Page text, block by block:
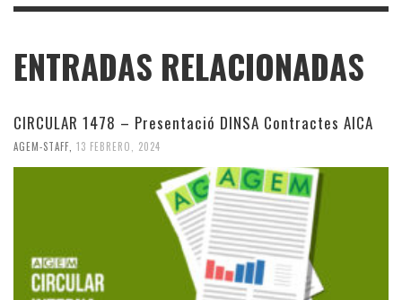
ENTRADAS RELACIONADAS
CIRCULAR 1478 – Presentació DINSA Contractes AICA
AGEM-STAFF 13 FEBRERO, 2024